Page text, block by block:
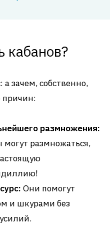
кабанов?
зачем, собственно,
причин:
размножения:
размножаться,
Они помогут
и шкурами без